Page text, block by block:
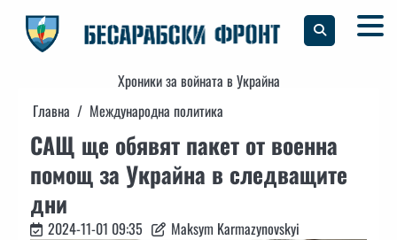
content
Хроники за войната в Украйна
Главна
Международна политика
САЩ ще обявят пакет от военна
помощ за Украйна в следващите
дни
2024-11-01 09:35 Maksym Karmazynovskyi